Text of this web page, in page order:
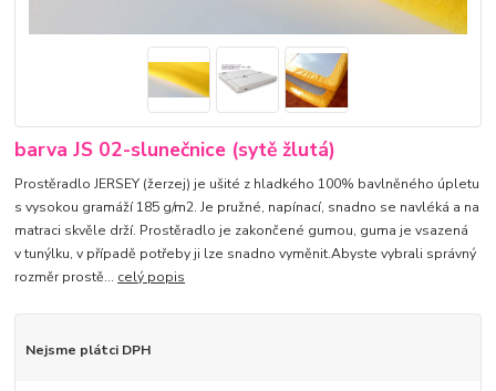
barva JS 02-slunečnice (sytě žlutá)
Prostěradlo JERSEY (žerzej) je ušité z hladkého 100% bavlněného úpletu
s vysokou gramáží 185 g/m2. Je pružné, napínací, snadno se navléká a na
matraci skvěle drží. Prostěradlo je zakončené gumou, guma je vsazená
v tunýlku, v případě potřeby ji lze snadno vyměnit.Abyste vybrali správný
rozměr prostě... celý popis
Nejsme plátci DPH